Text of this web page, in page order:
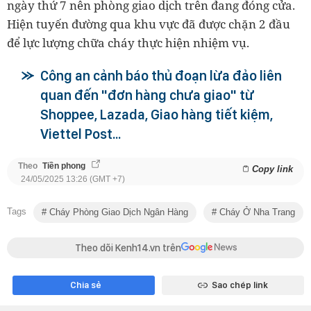
ngày thứ 7 nên phòng giao dịch trên đang đóng cửa.
Hiện tuyến đường qua khu vực đã được chặn 2 đầu
để lực lượng chữa cháy thực hiện nhiệm vụ.
Công an cảnh báo thủ đoạn lừa đảo liên
quan đến "đơn hàng chưa giao" từ
Shoppee, Lazada, Giao hàng tiết kiệm,
Viettel Post...
Theo Tiền phong Copy link
24/05/2025 13:26 (GMT +7)
Tags Cháy Phòng Giao Dịch Ngân Hàng Cháy Ở Nha Trang
Theo dõi Kenh14.vn trên
Chia sẻ Sao chép link